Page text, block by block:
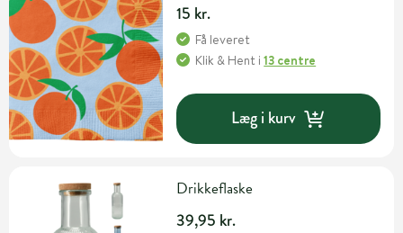
15 kr.
Få leveret
Klik & Hent i13 centre
Læg i kurv
Drikkeflaske
39,95 kr.